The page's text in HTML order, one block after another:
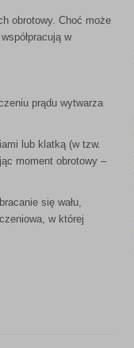
obrotowy. Choć może
w
prądu wytwarza
lub klatką (w tzw.
moment obrotowy –
się wału,
w której